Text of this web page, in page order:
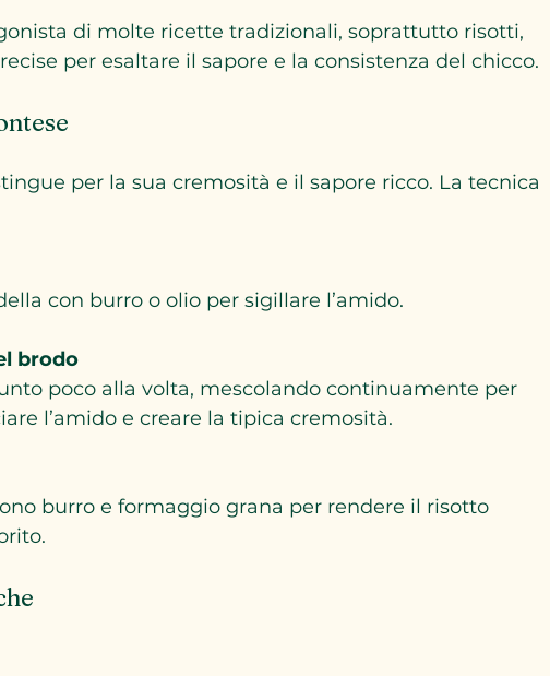
di molte ricette tradizionali, soprattutto risotti,
per esaltare il sapore e la consistenza del chicco.
per la sua cremosità e il sapore ricco. La tecnica
con burro o olio per sigillare l’amido.
brodo
l’amido e creare la tipica cremosità.